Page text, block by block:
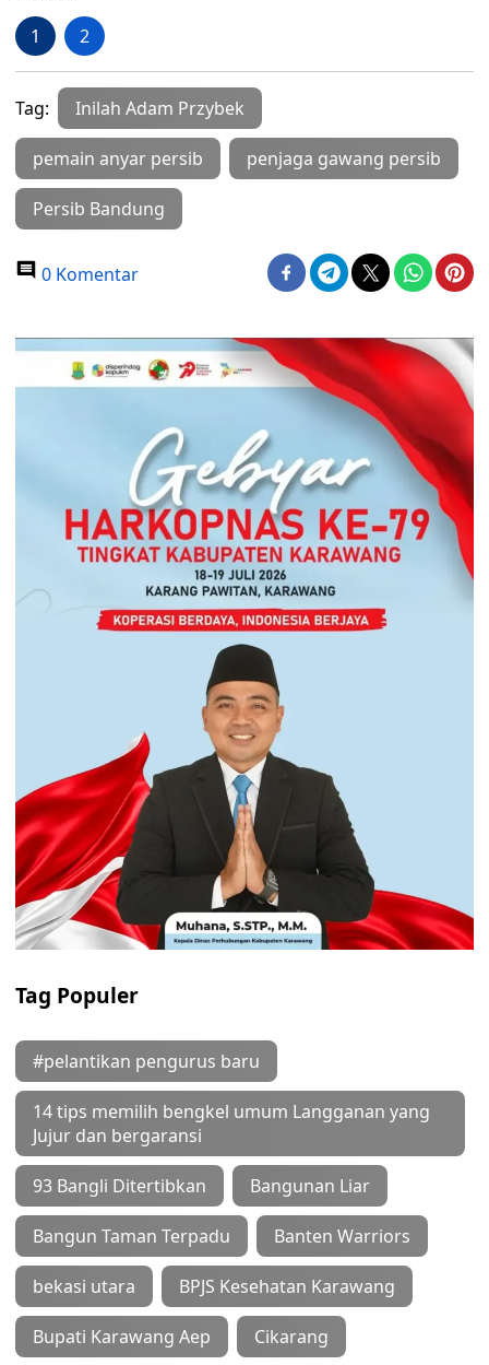
1 2
Tag: Inilah Adam Przybek
pemain anyar persib penjaga gawang persib
Persib Bandung
0 Komentar
Tag Populer
#pelantikan pengurus baru
14 tips memilih bengkel umum Langganan yang
Jujur dan bergaransi
93 Bangli Ditertibkan Bangunan Liar
Bangun Taman Terpadu Banten Warriors
bekasi utara BPJS Kesehatan Karawang
Bupati Karawang Aep Cikarang